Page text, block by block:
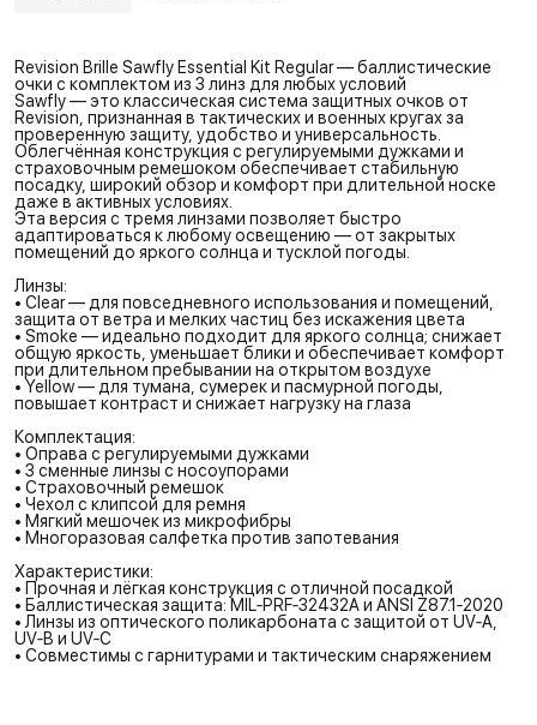
Revision Brille Sawfly Essential Kit Regular — баллистические
очки с комплектом из 3 линз для любых условий
Sawfly — это классическая система защитных очков от
Revision, признанная в тактических и военных кругах за
проверенную защиту, удобство и универсальность.
Облегчённая конструкция с регулируемыми дужками и
страховочным ремешоком обеспечивает стабильную
посадку, широкий обзор и комфорт при длительной носке
даже в активных условиях.
Эта версия с тремя линзами позволяет быстро
адаптироваться к любому освещению — от закрытых
помещений до яркого солнца и тусклой погоды.
Линзы:
• Clear — для повседневного использования и помещений,
защита от ветра и мелких частиц без искажения цвета
• Smoke — идеально подходит для яркого солнца; снижает
общую яркость, уменьшает блики и обеспечивает комфорт
при длительном пребывании на открытом воздухе
• Yellow — для тумана, сумерек и пасмурной погоды,
повышает контраст и снижает нагрузку на глаза
Комплектация:
• Оправа с регулируемыми дужками
• 3 сменные линзы с носоупорами
• Страховочный ремешок
• Чехол с клипсой для ремня
• Мягкий мешочек из микрофибры
• Многоразовая салфетка против запотевания
Характеристики:
• Прочная и лёгкая конструкция с отличной посадкой
• Баллистическая защита: MIL‑PRF‑32432A и ANSI Z87.1‑2020
• Линзы из оптического поликарбоната с защитой от UV‑A,
UV‑B и UV‑C
• Совместимы с гарнитурами и тактическим снаряжением